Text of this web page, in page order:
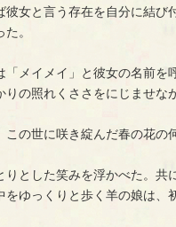
女と言う存在を自分に結び
。
メイメイ」と彼女の名前を
の照れくささをにじませな
の世に咲き綻んだ春の花の
とした笑みを浮かべた。共
ゆっくりと歩く羊の娘は、